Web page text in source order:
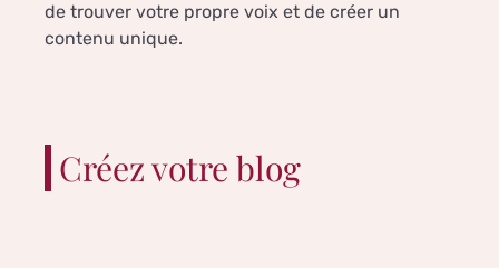
de trouver votre propre voix et de créer un
contenu unique.
Créez votre blog